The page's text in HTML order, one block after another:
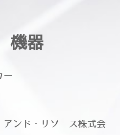
機器
ー
ンド・リソース株式会